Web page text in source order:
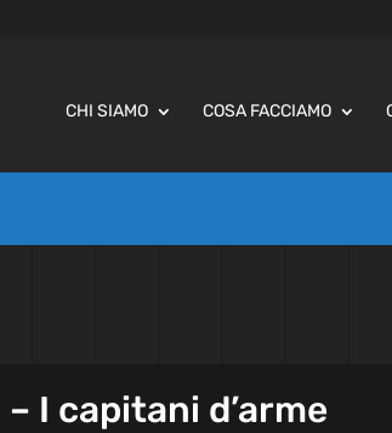
CHI SIAMO COSA FACCIAMO
I capitani d’arme